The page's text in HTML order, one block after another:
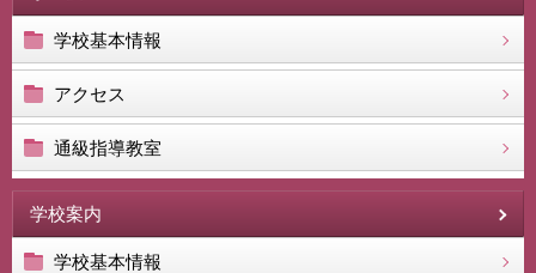
学校基本情報
アクセス
通級指導教室
学校案内
学校基本情報